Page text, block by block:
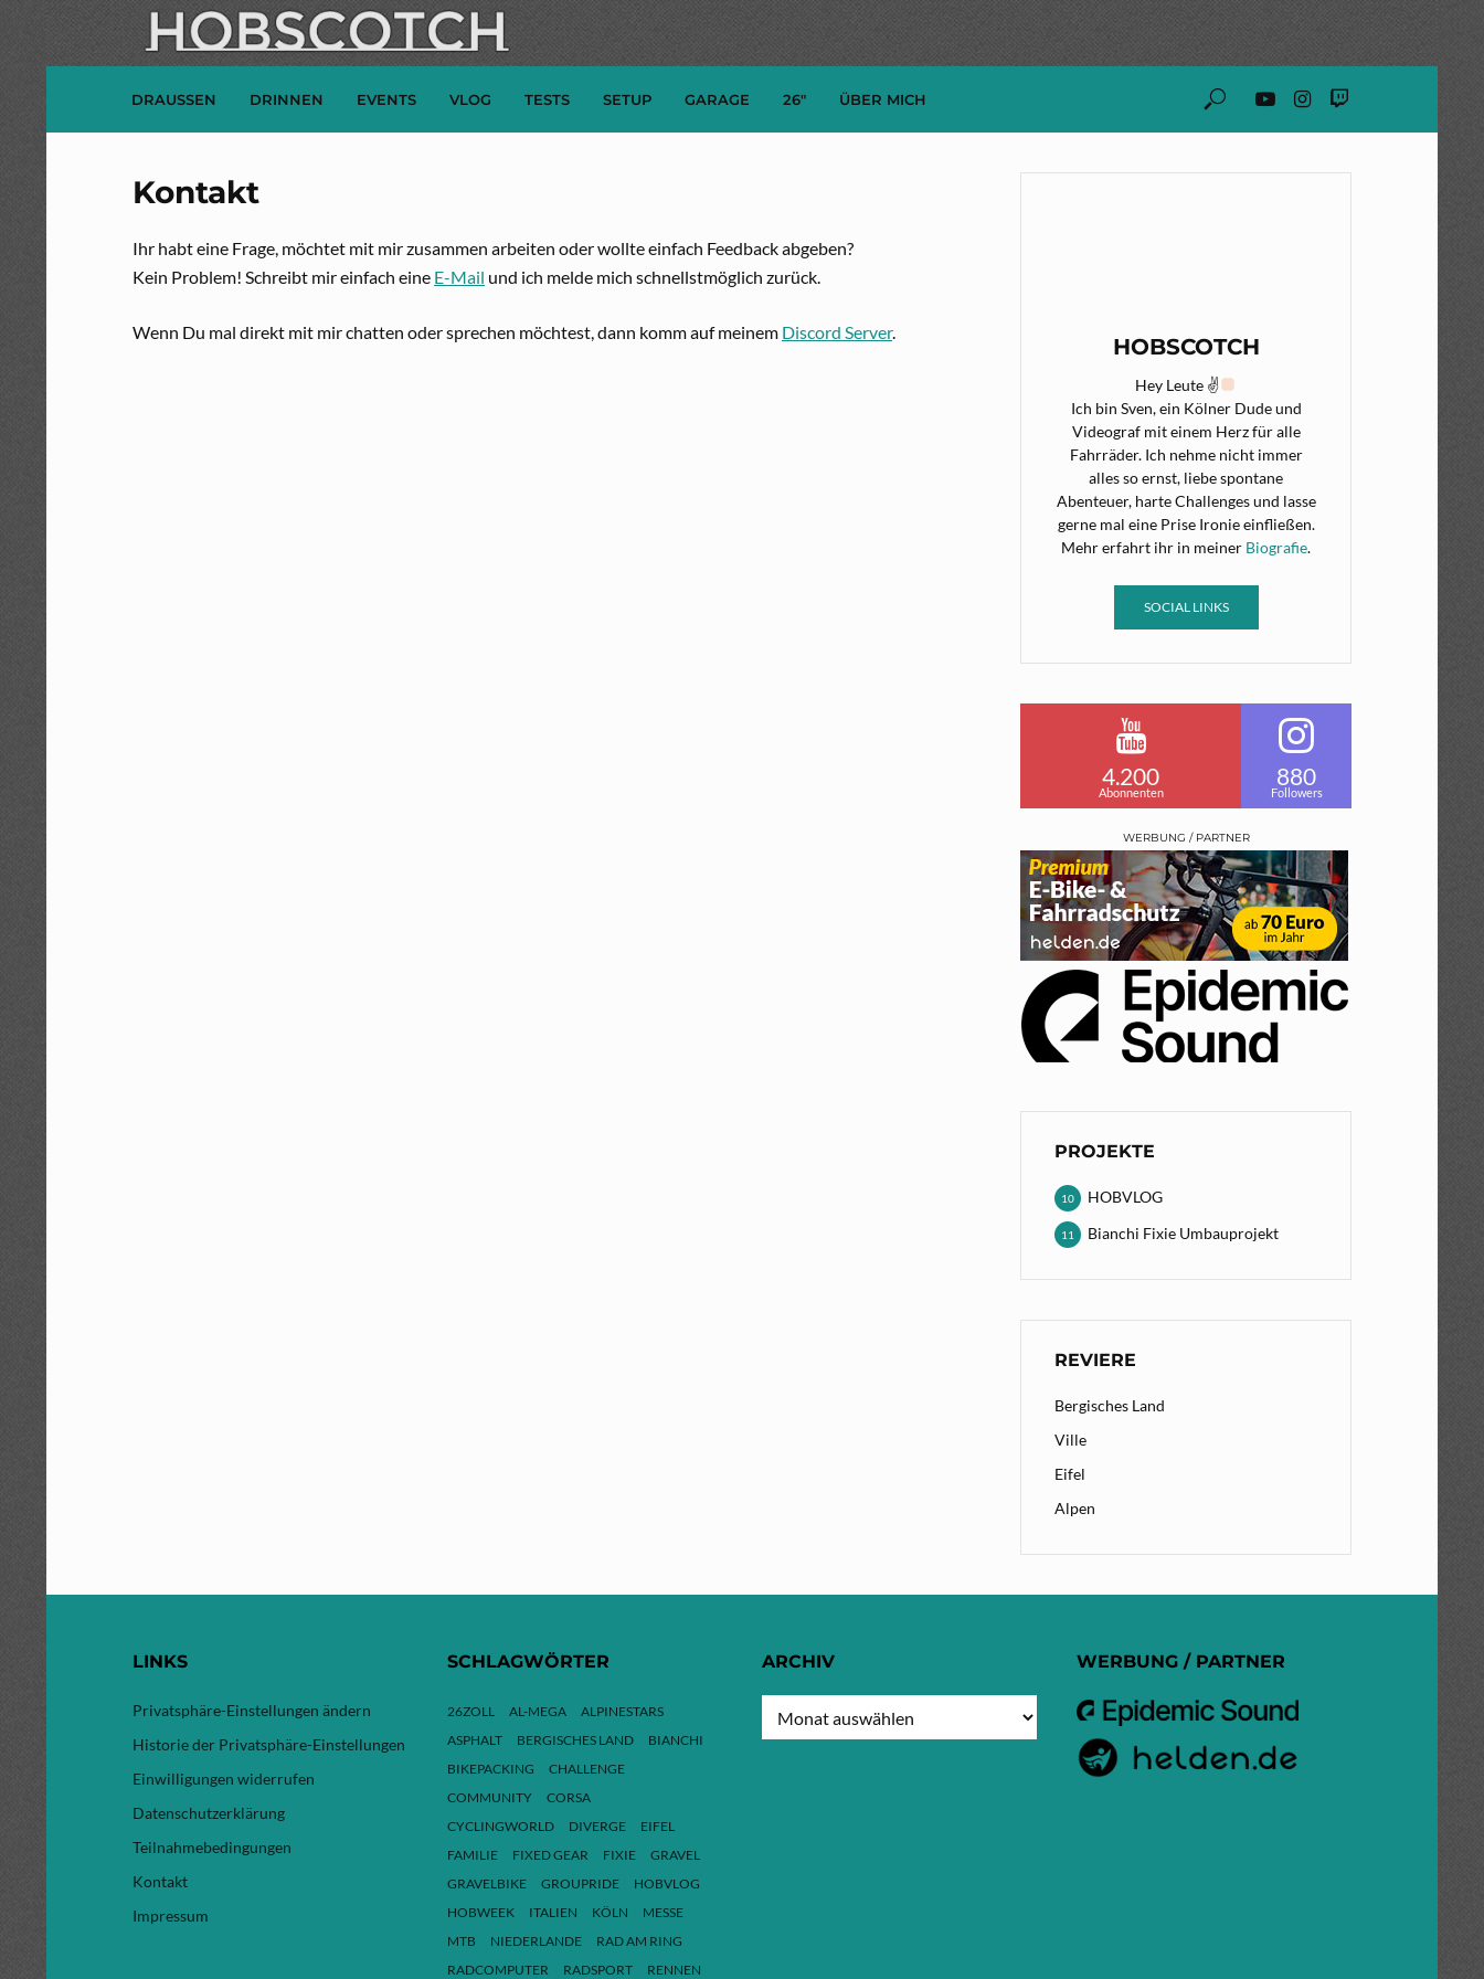
DRAUSSEN DRINNEN EVENTS VLOG TESTS SETUP GARAGE 26″ ÜBER MICH
Kontakt
Ihr habt eine Frage, möchtet mit mir zusammen arbeiten oder wollte einfach Feedback abgeben?
Kein Problem! Schreibt mir einfach eine E-Mail und ich melde mich schnellstmöglich zurück.
Wenn Du mal direkt mit mir chatten oder sprechen möchtest, dann komm auf meinem Discord Server.
HOBSCOTCH
Hey Leute ✌
Ich bin Sven, ein Kölner Dude und
Videograf mit einem Herz für alle
Fahrräder. Ich nehme nicht immer
alles so ernst, liebe spontane
Abenteuer, harte Challenges und lasse
gerne mal eine Prise Ironie einfließen.
Mehr erfahrt ihr in meiner Biografie.
SOCIAL LINKS
4.200
Abonnenten
880
Followers
WERBUNG / PARTNER
PROJEKTE
HOBVLOG
10
Bianchi Fixie Umbauprojekt
11
REVIERE
Bergisches Land
Ville
Eifel
Alpen
LINKS
Privatsphäre-Einstellungen ändern
Historie der Privatsphäre-Einstellungen
Einwilligungen widerrufen
Datenschutzerklärung
Teilnahmebedingungen
Kontakt
Impressum
SCHLAGWÖRTER
26ZOLL AL-MEGA
ALPINESTARS
ASPHALT
BERGISCHES LAND
BIANCHI
BIKEPACKING
CHALLENGE
COMMUNITY
CORSA
CYCLINGWORLD
DIVERGE
EIFEL
FAMILIE
FIXED GEAR FIXIE
GRAVEL
GRAVELBIKE
GROUPRIDE
HOBVLOG
HOBWEEK
ITALIEN KÖLN
MESSE
MTB
NIEDERLANDE
RAD AM RING
RADCOMPUTER
RADSPORT RENNEN
ARCHIV
ARCHIV
WERBUNG / PARTNER